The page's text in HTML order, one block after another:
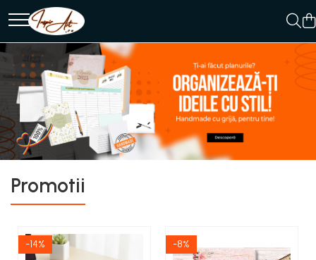
Produse
AGENDE
BLOCNOTES/MEMO PADS/
NOTEPADS
PLANNERE MAGNETICE ȘI
ORGANIZATOARE
REUTILIZABILE
Promotii
-14% -8%